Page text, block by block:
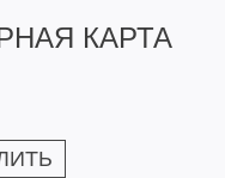
КАРТА